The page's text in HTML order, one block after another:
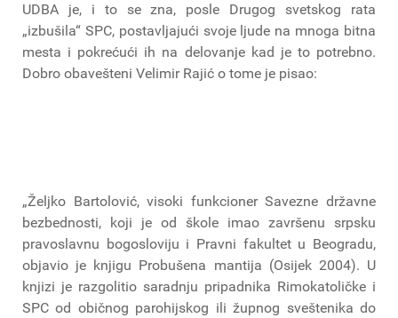
UDBA je, i to se zna, posle Drugog svetskog rata
„izbušila“ SPC, postavljajući svoje ljude na mnoga bitna
mesta i pokrećući ih na delovanje kad je to potrebno.
Dobro obavešteni Velimir Rajić o tome je pisao:
„Željko Bartolović, visoki funkcioner Savezne državne
bezbednosti, koji je od škole imao završenu srpsku
pravoslavnu bogosloviju i Pravni fakultet u Beogradu,
objavio je knjigu Probušena mantija (Osijek 2004). U
knjizi je razgolitio saradnju pripadnika Rimokatoličke i
SPC od običnog parohijskog ili župnog sveštenika do